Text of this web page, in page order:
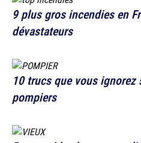
9 plus gros incendies en
dévastateurs
10 trucs que vous ignorez
pompiers